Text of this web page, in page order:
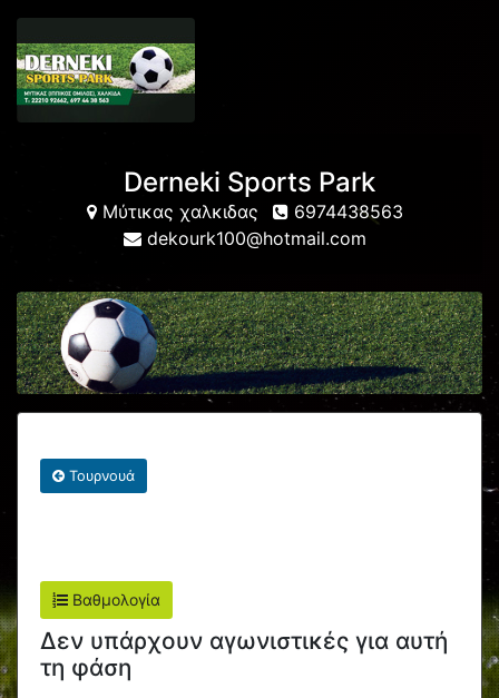
Derneki Sports Park
Μύτικας χαλκιδας
6974438563
dekourk100@hotmail.com
Τουρνουά
Βαθμολογία
Δεν υπάρχουν αγωνιστικές για αυτή
τη φάση